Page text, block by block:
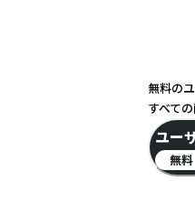
無料の
すべて
ユー
無料